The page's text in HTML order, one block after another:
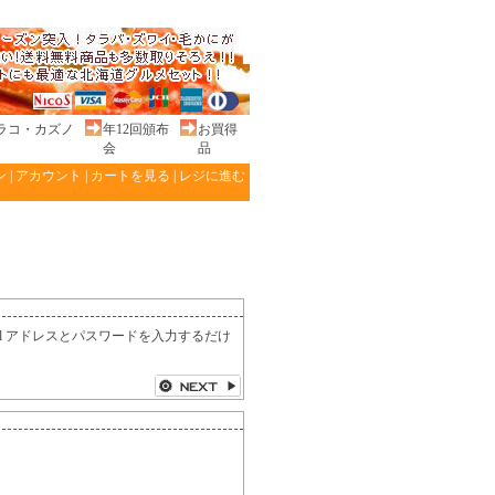
コ・カズノ
年12回頒布
会
お買得
品
アカウント カートを見る レジに進む
ドレスとパスワードを入力するだけ